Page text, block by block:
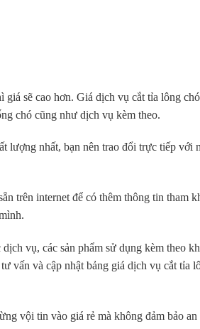
sẽ cao hơn. Giá dịch vụ cắt tỉa lông
chó cũng như dịch vụ kèm theo.
lượng nhất, bạn nên trao đổi trực tiếp với
trên internet để có thêm thông tin tham
vụ, các sản phẩm sử dụng kèm theo
vấn và cập nhật bảng giá dịch vụ cắt tỉa
vội tin vào giá rẻ mà không đảm bảo an